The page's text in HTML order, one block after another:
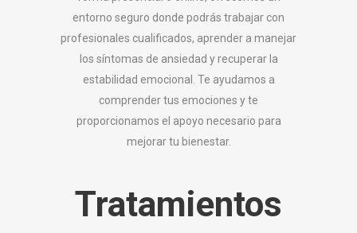
entorno seguro donde podrás trabajar con
profesionales cualificados, aprender a manejar
los síntomas de ansiedad y recuperar la
estabilidad emocional. Te ayudamos a
comprender tus emociones y te
proporcionamos el apoyo necesario para
mejorar tu bienestar.
Tratamientos